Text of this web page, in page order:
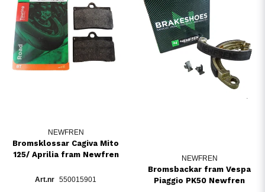
NEWFREN
Bromsklossar Cagiva Mito
125/ Aprilia fram Newfren
550015901
NEWFREN
Bromsbackar fram Vespa
Piaggio PK50 Newfren